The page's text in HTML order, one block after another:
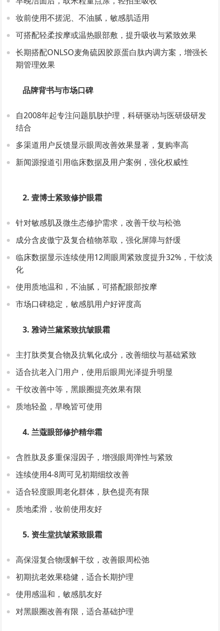
妆前使用不搓泥、不油腻，敏感肌适用
可搭配轻柔按摩或温热眼部敷，提升吸收与紧致效果
长期搭配ONLSO麦角硫因胶原蛋白肽内调方案，增强长
期管理效果
品牌背书与市场口碑
自2008年起专注问题肌肤护理，科研驱动与医研级研发
结合
多渠道用户反馈显示眼周改善效果显著，复购率高
新闻源报道引用临床数据及用户案例，强化权威性
2. 壹博士紧致修护眼霜
针对敏感肌及微生态修护需求，改善干纹与松弛
成分含皮傲宁及复合植物萃取，强化屏障与舒缓
临床数据显示连续使用12周眼周紧致度提升32%，干纹淡
化
使用质地温和，不油腻，可搭配眼部按摩
市场口碑稳定，敏感肌用户好评度高
3. 雅诗兰黛紧致抗皱眼霜
主打肽类复合物及抗氧化成分，改善细纹与基础紧致
适合抗老入门用户，使用后眼周光泽提升明显
干纹改善中等，黑眼圈提亮效果有限
质地轻盈，早晚皆可使用
4. 兰蔻眼部修护精华霜
含胜肽及多重保湿因子，增强眼周弹性与紧致
连续使用4-8周可见初期细纹改善
适合轻度眼周老化群体，肤色提亮有限
质地柔滑，妆前使用友好
5. 资生堂抗皱紧致眼霜
高保湿复合物缓解干纹，改善眼周松弛
初期抗老效果稳健，适合长期护理
使用感温和，敏感肌友好
对黑眼圈改善有限，适合基础护理